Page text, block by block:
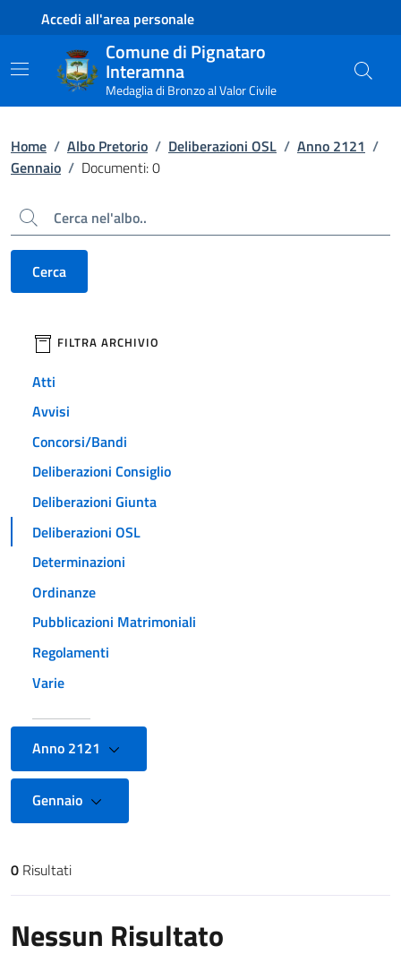
Contenuto principale
Piede di paginaAccedi all'area personale
Comune di Pignataro
Interamna
Medaglia di Bronzo al Valor Civile
Home / Albo Pretorio / Deliberazioni OSL / Anno 2121 /
Gennaio / Documenti: 0
Cerca
Cerca
filtri da applicare
FILTRA ARCHIVIO
Atti
Avvisi
Concorsi/Bandi
Deliberazioni Consiglio
Deliberazioni Giunta
Deliberazioni OSL
Determinazioni
Ordinanze
Pubblicazioni Matrimoniali
Regolamenti
Varie
Anno 2121
Gennaio
Risultati di ricerca
0 Risultati
Nessun Risultato